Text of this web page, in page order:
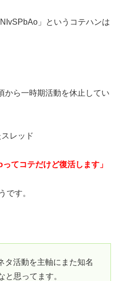
」というコテハンは
から一時期活動を休止してい
レッド
てコテだけど復活します」
です。
タ活動を主軸にまた知名
と思ってます。